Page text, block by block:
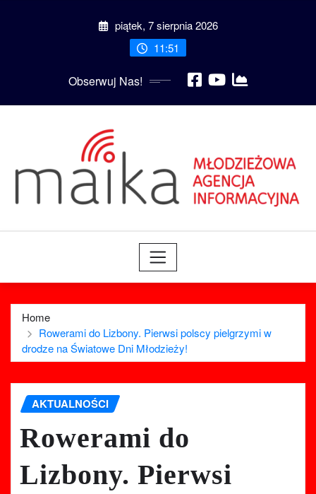
piątek, 7 sierpnia 2026
11:51
Obserwuj Nas!
Home
Rowerami do Lizbony. Pierwsi polscy pielgrzymi w
drodze na Światowe Dni Młodzieży!
AKTUALNOŚCI
Rowerami do
Lizbony. Pierwsi